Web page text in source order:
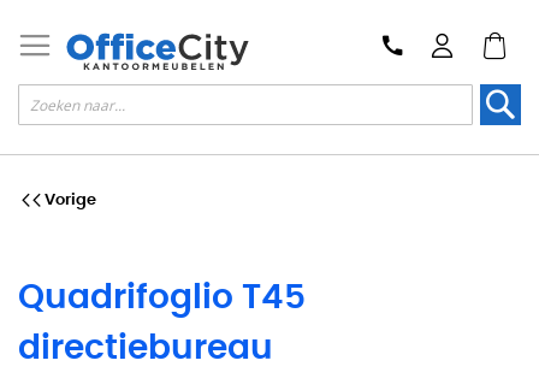
Quadrifoglio T45
directiebureau
Vorige